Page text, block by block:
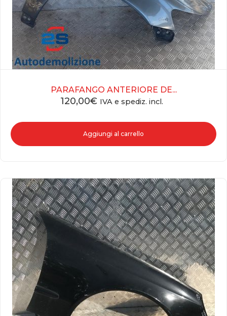
PARAFANGO ANTERIORE DE...
120,00€ IVA e spediz. incl.
Aggiungi al carrello